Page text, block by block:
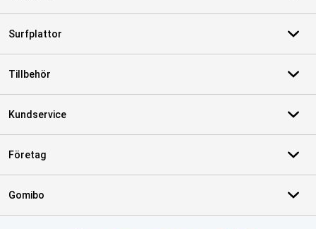
Surfplattor
Tillbehör
Kundservice
Företag
Gomibo